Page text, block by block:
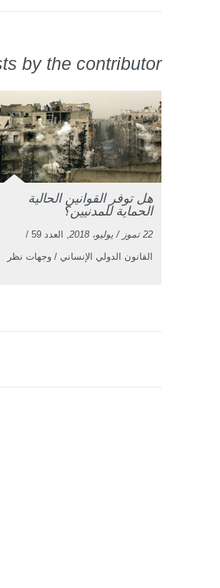
by the contributor
هل توفر القوانين الحالية
الحماية للمدنيين؟
22 تموز / يوليو، 2018 , العدد 59 /
القانون الدولي الإنساني / وجهات نظر